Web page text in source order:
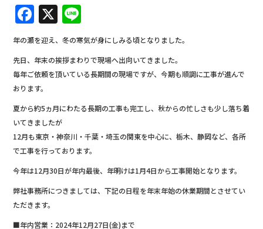
F
a
c
e
b
o
o
k
X
n
e
年の瀬を迎え、冬の寒気が身にしみる頃となりました。
先日、年末の挨拶まわりで現場へ出向いてきました。
毎年ご依頼を頂いている長期間の現場ですが、今期も順調に工事が進んで
おります。
夏から約5ヵ月にわたる長期の工事も完工し、秋からの忙しさも少し落ち着
いてきましたが
12月も東京・神奈川・千葉・埼玉の関東を中心に、栃木、静岡など、各所
で工事を行っております。
今年は12月30日が年内最後、年明けは1月4日から工事開始となります。
弊社事務所につきましては、下記の日程を年末年始の休業期間とさせてい
ただきます。
■年内営業：2024年12月27日(金)まで